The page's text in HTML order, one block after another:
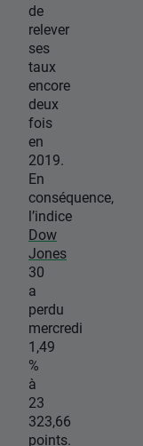
de
relever
ses
taux
encore
deux
fois
en
2019.
En
conséquence,
l’indice
Dow
Jones
30
a
perdu
mercredi
1,49
%
à
23
323,66
points.